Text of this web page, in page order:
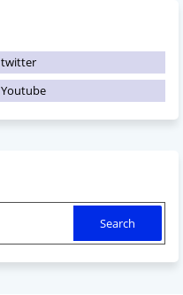
twitter
Youtube